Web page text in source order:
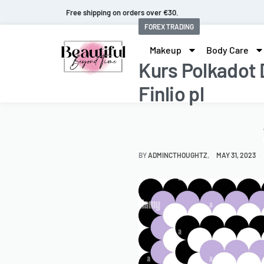
Fast and extended returns.
Makeup Body Care
FOREX TRADING
Kurs Polkadot
Finlio pl
BYADMINCTHOUGHTZ MAY 31, 2023